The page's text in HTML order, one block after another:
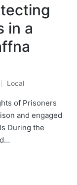
in a
Local
of Prisoners
and engaged
During the